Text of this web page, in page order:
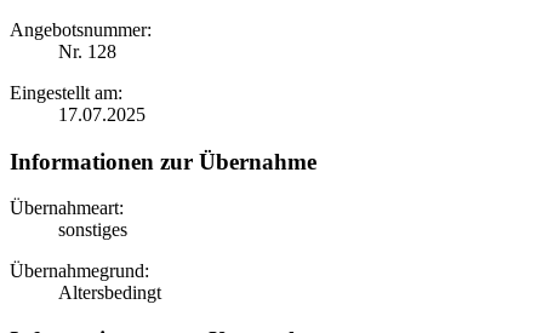
Angebotsnummer:
Nr. 128
Eingestellt am:
17.07.2025
Informationen zur Übernahme
Übernahmeart:
sonstiges
Übernahmegrund:
Altersbedingt